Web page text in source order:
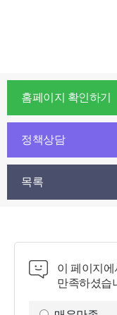
홈페이지 확인하기
정책상담
목록
이 페이지
만족하셨습